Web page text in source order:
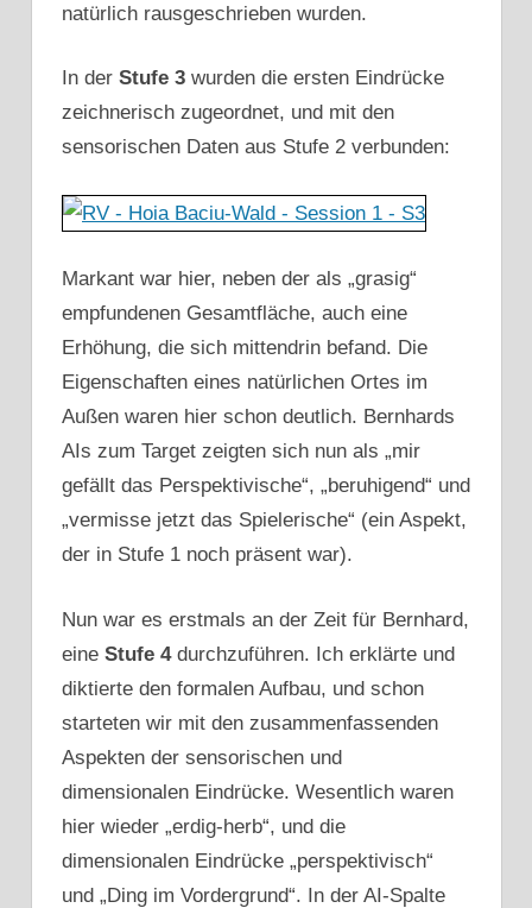
natürlich rausgeschrieben wurden.
In der Stufe 3 wurden die ersten Eindrücke
zeichnerisch zugeordnet, und mit den
sensorischen Daten aus Stufe 2 verbunden:
Markant war hier, neben der als „grasig“
empfundenen Gesamtfläche, auch eine
Erhöhung, die sich mittendrin befand. Die
Eigenschaften eines natürlichen Ortes im
Außen waren hier schon deutlich. Bernhards
AIs zum Target zeigten sich nun als „mir
gefällt das Perspektivische“, „beruhigend“ und
„vermisse jetzt das Spielerische“ (ein Aspekt,
der in Stufe 1 noch präsent war).
Nun war es erstmals an der Zeit für Bernhard,
eine Stufe 4durchzuführen. Ich erklärte und
diktierte den formalen Aufbau, und schon
starteten wir mit den zusammenfassenden
Aspekten der sensorischen und
dimensionalen Eindrücke. Wesentlich waren
hier wieder „erdig-herb“, und die
dimensionalen Eindrücke „perspektivisch“
und „Ding im Vordergrund“. In der AI-Spalte